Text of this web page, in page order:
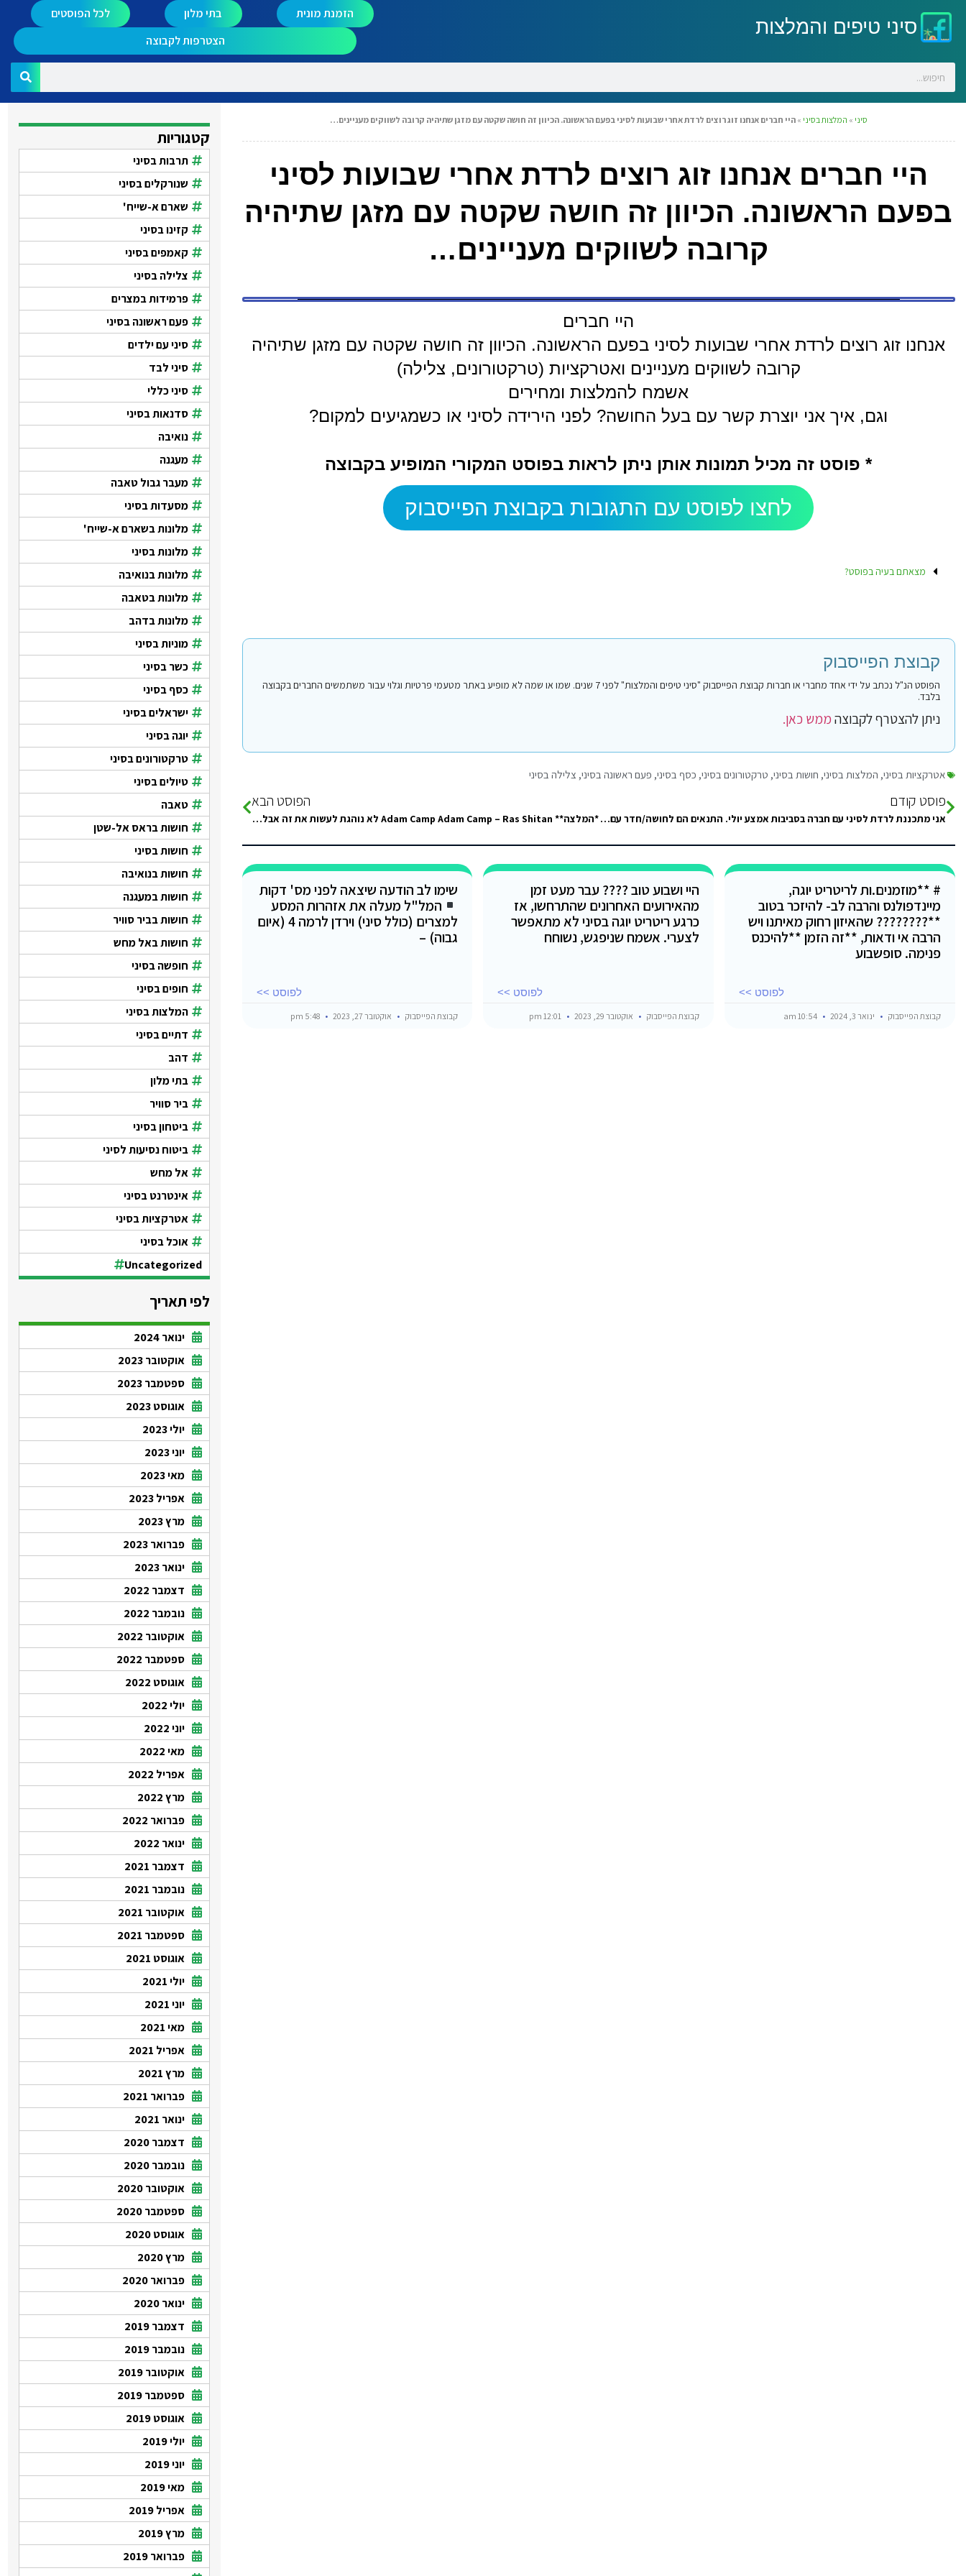
סיני טיפים והמלצות
הזמנת מונית בתי מלון
לכל הפוסטים
הצטרפות לקבוצה
סיני » המלצות בסיני »היי חברים אנחנו זוג רוצים לרדת אחרי שבועות לסיני בפעם הראשונה. הכיוון זה חושה שקטה עם מזגן שתיהיה קרובה לשווקים מעניינים…
היי חברים אנחנו זוג רוצים לרדת אחרי שבועות לסיני
בפעם הראשונה. הכיוון זה חושה שקטה עם מזגן שתיהיה
קרובה לשווקים מעניינים…
היי חברים
אנחנו זוג רוצים לרדת אחרי שבועות לסיני בפעם הראשונה. הכיוון זה חושה שקטה עם מזגן שתיהיה
קרובה לשווקים מעניינים ואטרקציות (טרקטורונים, צלילה)
אשמח להמלצות ומחירים
וגם, איך אני יוצרת קשר עם בעל החושה? לפני הירידה לסיני או כשמגיעים למקום?
* פוסט זה מכיל תמונות אותן ניתן לראות בפוסט המקורי המופיע בקבוצה
לחצו לפוסט עם התגובות בקבוצת הפייסבוק
מצאתם בעיה בפוסט?
קבוצת הפייסבוק
הפוסט הנ"ל נכתב על ידי אחד מחברי או חברות קבוצת הפייסבוק "סיני טיפים והמלצות" לפני 7 שנים. שמו או שמה לא מופיע באתר מטעמי פרטיות וגלוי עבור משתמשים החברים בקבוצה
בלבד.
ניתן להצטרף לקבוצהממש כאן.
אטרקציות בסיני, המלצות בסיני, חושות בסיני, טרקטורונים בסיני, כסף בסיני, פעם ראשונה בסיני, צלילה בסיני
פוסט קודם
אני מתכננת לרדת לסיני עם חברה בסביבות אמצע יולי. התנאים הם לחושה/חדר עם מזגן וקירבה מרבית לים ולאטרקציות צלילה מעולות….
הפוסט הבא
*המלצה** Adam Camp Adam Camp – Ras Shitan לא נוהגת לעשות את זה אבל הכי מגיע בעולם!! אדם קאמפ בראס 25 דק…
# **מוזמנים.ות לריטריט יוגה,
מיינדפולנס והרבה לב- להיזכר בטוב
**???????? שהאיזון רחוק מאיתנו ויש
הרבה אי ודאות, **זה הזמן **להיכנס
פנימה. סופשבוע
לפוסט >>
קבוצת הפייסבוק ינואר 3, 2024
היי ושבוע טוב ???? עבר מעט זמן
מהאירועים האחרונים שהתרחשו, אז
כרגע ריטריט יוגה בסיני לא מתאפשר
לצערי. אשמח שניפגש, נשוחח
לפוסט >>
קבוצת הפייסבוק אוקטובר 29, 2023
שימו לב הודעה שיצאה לפני מס' דקות
המל"ל מעלה את אזהרות המסע
למצרים (כולל סיני) וירדן לרמה 4 (איום
גבוה) –
לפוסט >>
קבוצת הפייסבוק אוקטובר 27, 2023
קטגוריות
תרבות בסיני
שנורקלים בסיני
שארם א-שייח'
קזינו בסיני
קאמפים בסיני
צלילה בסיני
פרמידות במצרים
פעם ראשונה בסיני
סיני עם ילדים
סיני לבד
סיני כללי
סדנאות בסיני
נואיבה
מעגנה
מעבר גבול טאבה
מסעדות בסיני
מלונות בשארם א-שייח'
מלונות בסיני
מלונות בנואיבה
מלונות בטאבה
מלונות בדהב
מוניות בסיני
כשר בסיני
כסף בסיני
ישראלים בסיני
יוגה בסיני
טרקטורונים בסיני
טיולים בסיני
טאבה
חושות בראס אל-שטן
חושות בסיני
חושות בנואיבה
חושות במעגנה
חושות בביר סוויר
חושות באל מחש
חופשה בסיני
חופים בסיני
המלצות בסיני
דתיים בסיני
דהב
בתי מלון
ביר סוויר
ביטחון בסיני
ביטוח נסיעות לסיני
אל מחש
אינטרנט בסיני
אטרקציות בסיני
אוכל בסיני
Uncategorized
לפי תאריך
ינואר 2024
אוקטובר 2023
ספטמבר 2023
אוגוסט 2023
יולי 2023
יוני 2023
מאי 2023
אפריל 2023
מרץ 2023
פברואר 2023
ינואר 2023
דצמבר 2022
נובמבר 2022
אוקטובר 2022
ספטמבר 2022
אוגוסט 2022
יולי 2022
יוני 2022
מאי 2022
אפריל 2022
מרץ 2022
פברואר 2022
ינואר 2022
דצמבר 2021
נובמבר 2021
אוקטובר 2021
ספטמבר 2021
אוגוסט 2021
יולי 2021
יוני 2021
מאי 2021
אפריל 2021
מרץ 2021
פברואר 2021
ינואר 2021
דצמבר 2020
נובמבר 2020
אוקטובר 2020
ספטמבר 2020
אוגוסט 2020
מרץ 2020
פברואר 2020
ינואר 2020
דצמבר 2019
נובמבר 2019
אוקטובר 2019
ספטמבר 2019
אוגוסט 2019
יולי 2019
יוני 2019
מאי 2019
אפריל 2019
מרץ 2019
פברואר 2019